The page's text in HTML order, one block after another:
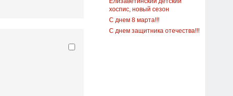
хоспис, новый сезон
С днем 8 марта!!!
С днем защитника отечества!!!